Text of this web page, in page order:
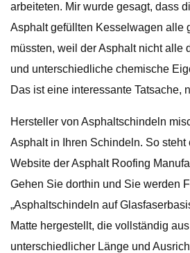
arbeiteten. Mir wurde gesagt, dass
Asphalt gefüllten Kesselwagen alle
müssten, weil der Asphalt nicht alle
und unterschiedliche chemische
Das ist eine interessante Tatsache,
Hersteller von Asphaltschindeln
Asphalt in Ihren Schindeln. So steht
Website der Asphalt Roofing
Gehen Sie dorthin und Sie werden
„Asphaltschindeln auf
Matte hergestellt, die vollständig
unterschiedlicher Länge und